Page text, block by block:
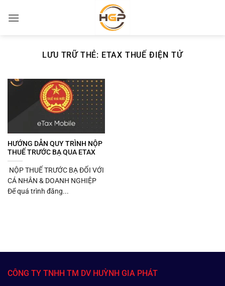
qua
LƯU TRỮ THẺ: ETAX THUẾ ĐIỆN TỬ
HƯỚNG DẪN QUY TRÌNH NỘP
THUẾ TRƯỚC BẠ QUA ETAX
NỘP THUẾ TRƯỚC BẠ ĐỐI VỚI
CÁ NHÂN & DOANH NGHIỆP
Để quá trình đăng...
CÔNG TY TNHH TM DV HUỲNH GIA PHÁT